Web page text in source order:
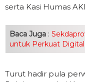
serta Kasi Humas
Baca Juga :
untuk Perkuat
Turut hadir pula